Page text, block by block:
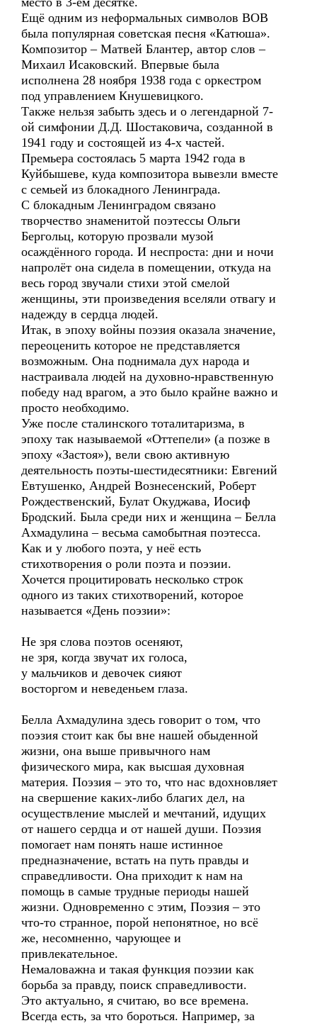
Ещё одним из неформальных символов ВОВ
была популярная советская песня «Катюша».
Композитор – Матвей Блантер, автор слов –
Михаил Исаковский. Впервые была
исполнена 28 ноября 1938 года с оркестром
под управлением Кнушевицкого.
Также нельзя забыть здесь и о легендарной 7-
ой симфонии Д.Д. Шостаковича, созданной в
1941 году и состоящей из 4-х частей.
Премьера состоялась 5 марта 1942 года в
Куйбышеве, куда композитора вывезли вместе
с семьей из блокадного Ленинграда.
С блокадным Ленинградом связано
творчество знаменитой поэтессы Ольги
Бергольц, которую прозвали музой
осаждённого города. И неспроста: дни и ночи
напролёт она сидела в помещении, откуда на
весь город звучали стихи этой смелой
женщины, эти произведения вселяли отвагу и
надежду в сердца людей.
Итак, в эпоху войны поэзия оказала значение,
переоценить которое не представляется
возможным. Она поднимала дух народа и
настраивала людей на духовно-нравственную
победу над врагом, а это было крайне важно и
просто необходимо.
Уже после сталинского тоталитаризма, в
эпоху так называемой «Оттепели» (а позже в
эпоху «Застоя»), вели свою активную
деятельность поэты-шестидесятники: Евгений
Евтушенко, Андрей Вознесенский, Роберт
Рождественский, Булат Окуджава, Иосиф
Бродский. Была среди них и женщина – Белла
Ахмадулина – весьма самобытная поэтесса.
Как и у любого поэта, у неё есть
стихотворения о роли поэта и поэзии.
Хочется процитировать несколько строк
одного из таких стихотворений, которое
называется «День поэзии»:
Не зря слова поэтов осеняют,
не зря, когда звучат их голоса,
у мальчиков и девочек сияют
восторгом и неведеньем глаза.
Белла Ахмадулина здесь говорит о том, что
поэзия стоит как бы вне нашей обыденной
жизни, она выше привычного нам
физического мира, как высшая духовная
материя. Поэзия – это то, что нас вдохновляет
на свершение каких-либо благих дел, на
осуществление мыслей и мечтаний, идущих
от нашего сердца и от нашей души. Поэзия
помогает нам понять наше истинное
предназначение, встать на путь правды и
справедливости. Она приходит к нам на
помощь в самые трудные периоды нашей
жизни. Одновременно с этим, Поэзия – это
что-то странное, порой непонятное, но всё
же, несомненно, чарующее и
привлекательное.
Немаловажна и такая функция поэзии как
борьба за правду, поиск справедливости.
Это актуально, я считаю, во все времена.
Всегда есть, за что бороться. Например, за